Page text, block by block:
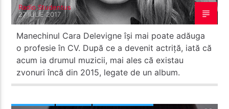
Radio Studentus
27 IULIE 2017
Manechinul Cara Delevigne își mai poate adăuga
o profesie în CV. După ce a devenit actriță, iată că
acum ia drumul muzicii, mai ales că existau
zvonuri încă din 2015, legate de un album.